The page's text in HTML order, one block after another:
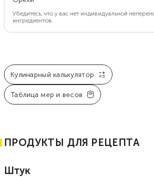
Убедитесь, что у вас нет индивидуальной
ингредиентов.
Кулинарный калькулятор
Таблица мер и весов
ПРОДУКТЫ ДЛЯ РЕЦЕПТА
Штук